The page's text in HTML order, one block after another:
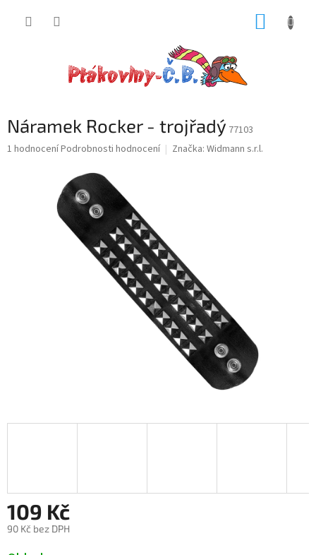
Náramek Rocker - trojřadý 77103
Průměrné
1 hodnoceníPodrobnosti hodnocení Značka: Widmann s.r.l.
109 Kč
90 Kč bez DPH